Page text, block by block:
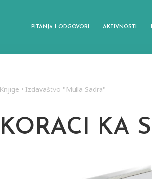
PITANJA I ODGOVORI AKTIVNOSTI
Knjige • Izdavaštvo "Mulla Sadra"
KORACI KA